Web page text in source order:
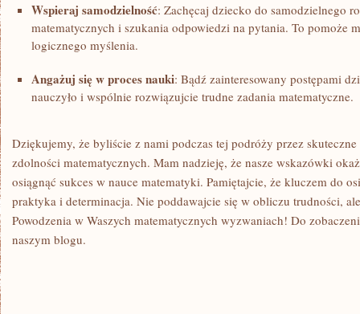
Wspieraj samodzielność: Zachęcaj dziecko do samodzielnego
matematycznych i szukania odpowiedzi na pytania. To pomoże
logicznego myślenia.
Angażuj‌ się w proces nauki: ⁣Bądź zainteresowany postępami
nauczyło i wspólnie rozwiązujcie trudne zadania matematyczne.
Dziękujemy, że ‌byliście z nami ‌podczas tej podróży przez
zdolności matematycznych. Mam nadzieję, że nasze wskazówki
osiągnąć sukces w nauce matematyki. ⁣Pamiętajcie, że kluczem do⁤
praktyka i determinacja. ⁤Nie poddawajcie się w obliczu trudności,
Powodzenia w Waszych matematycznych wyzwaniach! Do
naszym blogu.